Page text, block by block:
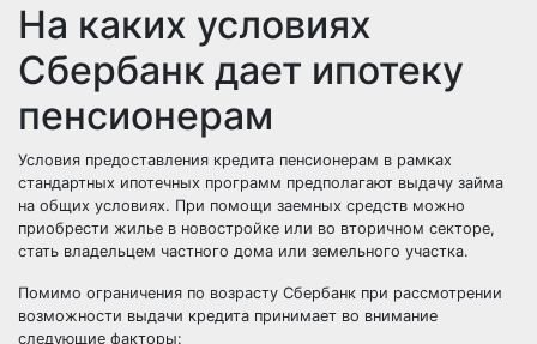
На каких условиях
Сбербанк дает ипотеку
пенсионерам
Условия предоставления кредита пенсионерам в рамках
стандартных ипотечных программ предполагают выдачу займа
на общих условиях. При помощи заемных средств можно
приобрести жилье в новостройке или во вторичном секторе,
стать владельцем частного дома или земельного участка.
Помимо ограничения по возрасту Сбербанк при рассмотрении
возможности выдачи кредита принимает во внимание
следующие факторы: